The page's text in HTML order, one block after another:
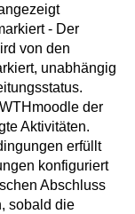
- Der
von den
unabhängig
der
Aktivitäten.
erfüllt
konfiguriert
Abschluss
sobald die